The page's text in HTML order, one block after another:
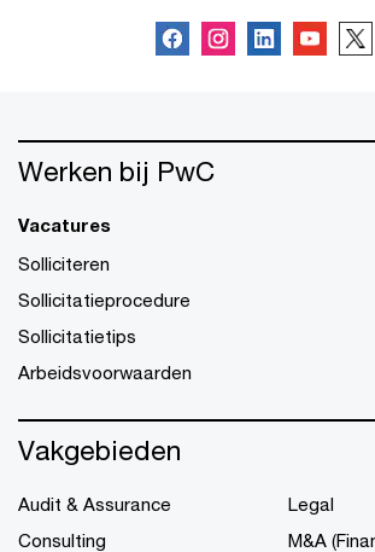
Werken bij PwC
Vacatures
Solliciteren
Sollicitatieprocedure
Sollicitatietips
Arbeidsvoorwaarden
Vakgebieden
Audit & Assurance
Consulting
Legal
M&A